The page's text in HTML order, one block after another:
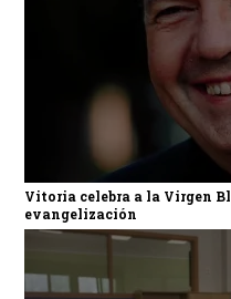
Vitoria celebra a la Virgen
evangelización